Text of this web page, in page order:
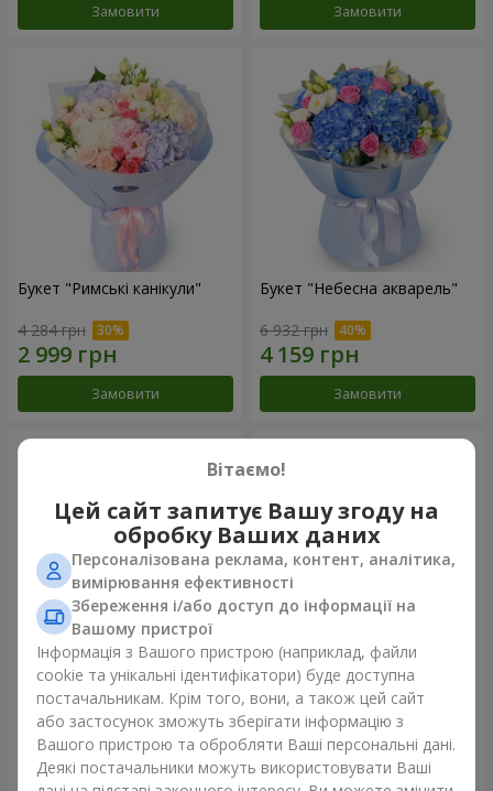
Замовити Замовити
Букет "Римські канікули"
4 284 грн
Замовити
Букет "Небесна акварель"
6 932 грн
Замовити
101 червона троянда
10 107 грн
Замовити
Букет "Серце - серцю"
5 165 грн
Замовити
Вітаємо!
Цей сайт запитує Вашу згоду на
обробку Ваших даних
Персоналізована реклама, контент, аналітика,
вимірювання ефективності
Збереження і/або доступ до інформації на
Вашому пристрої
Інформація з Вашого пристрою (наприклад, файли
cookie та унікальні ідентифікатори) буде доступна
постачальникам. Крім того, вони, а також цей сайт
або застосунок зможуть зберігати інформацію з
Вашого пристрою та обробляти Ваші персональні дані.
Деякі постачальники можуть використовувати Ваші